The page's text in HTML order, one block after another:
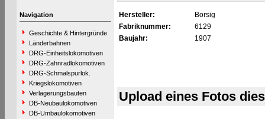
Navigation
Geschichte & Hintergründe
Länderbahnen
DRG-Einheitslokomotiven
DRG-Zahnradlokomotiven
DRG-Schmalspurlok.
Kriegslokomotiven
Verlagerungsbauten
DB-Neubaulokomotiven
DB-Umbaulokomotiven
Hersteller:
Borsig
Fabriknummer:
6129
Baujahr:
1907
Upload eines Fotos